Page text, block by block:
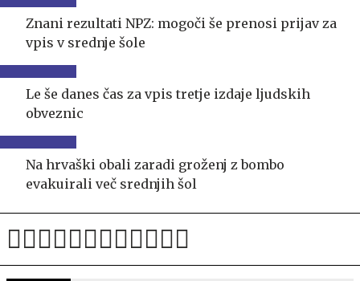
Znani rezultati NPZ: mogoči še prenosi prijav za
vpis v srednje šole
Le še danes čas za vpis tretje izdaje ljudskih
obveznic
Na hrvaški obali zaradi groženj z bombo
evakuirali več srednjih šol